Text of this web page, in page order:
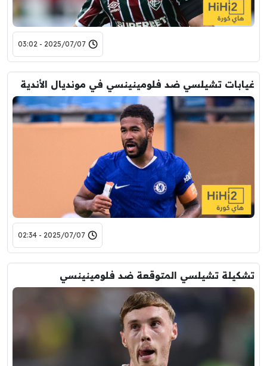
2025/07/07 - 03:02
غيابات تشيلسي ضد فلومينينسي في مونديال الأندية
2025/07/07 - 02:34
تشكيلة تشيلسي المتوقعة ضد فلومينينسي